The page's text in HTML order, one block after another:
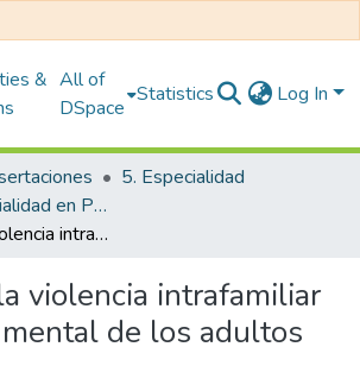
& All of
DSpace
Statistics Log In
5. Especialidad
Segunda Especialidad en Psicología Clínica y de la Salud
Efectos de la violencia intrafamiliar en la salud mental de los adultos mayores
violencia intrafamiliar
de los adultos